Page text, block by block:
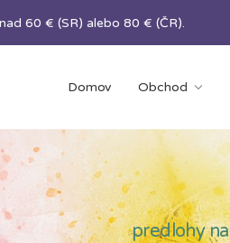
60 € (SR) alebo 80 € (ČR).
Domov Obchod
predlohy